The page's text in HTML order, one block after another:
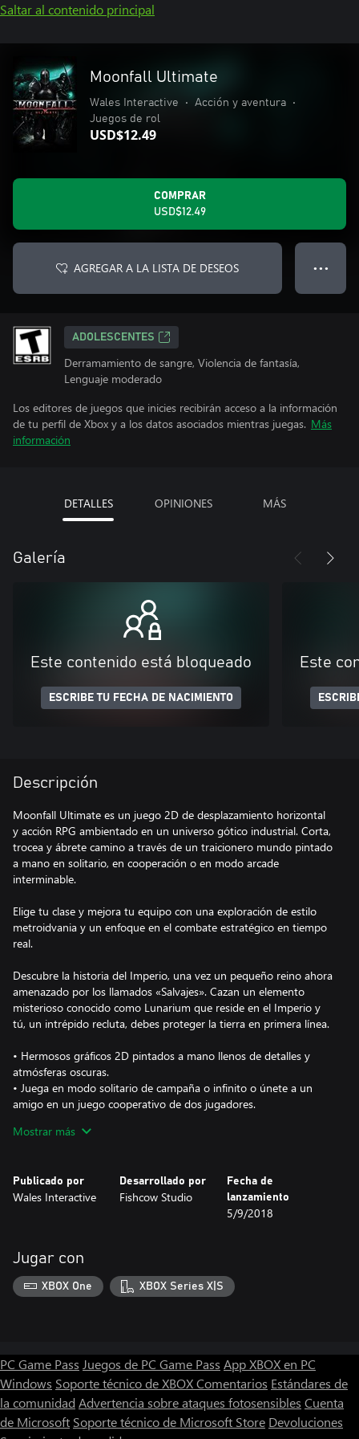
Saltar al contenido principal
Moonfall Ultimate
Wales Interactive • Acción y aventura
•
Juegos de rol
USD$12.49
COMPRAR
USD$12.49
AGREGAR A LA LISTA DE DESEOS ● ● ●
ADOLESCENTES
Derramamiento de sangre, Violencia de fantasía,
Lenguaje moderado
Los editores de juegos que inicies recibirán acceso a la información
de tu perfil de Xbox y a los datos asociados mientras juegas. Más
información
DETALLES OPINIONES MÁS
Galería
Este contenido está bloqueado
ESCRIBE TU FECHA DE NACIMIENTO
Este
Descripción
Moonfall Ultimate es un juego 2D de desplazamiento horizontal
y acción RPG ambientado en un universo gótico industrial. Corta,
trocea y ábrete camino a través de un traicionero mundo pintado
a mano en solitario, en cooperación o en modo arcade
interminable.
Elige tu clase y mejora tu equipo con una exploración de estilo
metroidvania y un enfoque en el combate estratégico en tiempo
real.
Descubre la historia del Imperio, una vez un pequeño reino ahora
amenazado por los llamados «Salvajes». Cazan un elemento
misterioso conocido como Lunarium que reside en el Imperio y
tú, un intrépido recluta, debes proteger la tierra en primera línea.
• Hermosos gráficos 2D pintados a mano llenos de detalles y
atmósferas oscuras.
• Juega en modo solitario de campaña o infinito o únete a un
amigo en un juego cooperativo de dos jugadores.
únicas. Elige entre Vanguardia, Elementalis o Sombra, el que
que da acceso a más de 80 artículos únicos. ¡Lucha, recoge y
mejora!
• El sistema de combate lleno de acción ofrece una variada
• 13 niveles abiertos y totalmente explorables con elementos del
género metroidvania y repletos de misiones, peleas de jefes y
notas que te explican la historia más a fondo.
• Más de 60 niveles de enemigos, cada uno con su propio ataque
Mostrar más
Publicado por
Wales Interactive
Desarrollado por
Fishcow Studio
Fecha de
lanzamiento
5/9/2018
Jugar con
XBOX One XBOX Series X|S
PC Game Pass Juegos de PC Game Pass App XBOX en PC
Windows Soporte técnico de XBOXComentarios Estándares de
la comunidad Advertencia sobre ataques fotosensibles Cuenta
de Microsoft Soporte técnico de Microsoft Store Devoluciones